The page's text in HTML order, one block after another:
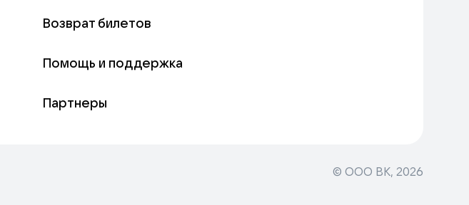
Возврат билетов
Помощь и поддержка
Партнеры
© ООО ВК, 2026